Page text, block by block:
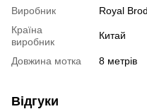
Виробник
Royal
Країна
виробник
Китай
Довжина мотка 8 метрів
Відгуки